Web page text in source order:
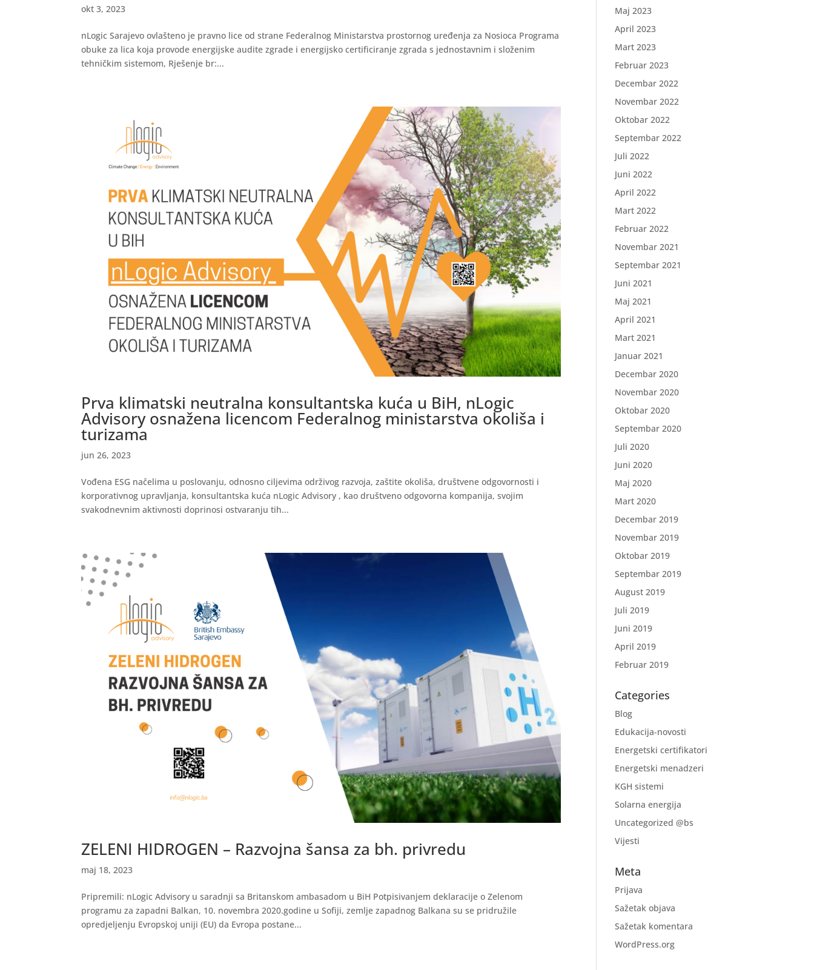
okt 3, 2023
nLogic Sarajevo ovlašteno je pravno lice od strane Federalnog Ministarstva prostornog uređenja za Nosioca Programa
obuke za lica koja provode energijske audite zgrade i energijsko certificiranje zgrada s jednostavnim i složenim
tehničkim sistemom, Rješenje br:...
Prva klimatski neutralna konsultantska kuća u BiH, nLogic
Advisory osnažena licencom Federalnog ministarstva okoliša i
turizama
jun 26, 2023
Vođena ESG načelima u poslovanju, odnosno ciljevima održivog razvoja, zaštite okoliša, društvene odgovornosti i
korporativnog upravljanja, konsultantska kuća nLogic Advisory , kao društveno odgovorna kompanija, svojim
svakodnevnim aktivnosti doprinosi ostvaranju tih...
ZELENI HIDROGEN – Razvojna šansa za bh. privredu
maj 18, 2023
Pripremili: nLogic Advisory u saradnji sa Britanskom ambasadom u BiH Potpisivanjem deklaracije o Zelenom
programu za zapadni Balkan, 10. novembra 2020.godine u Sofiji, zemlje zapadnog Balkana su se pridružile
opredjeljenju Evropskoj uniji (EU) da Evropa postane...
Maj 2023
April 2023
Mart 2023
Februar 2023
Decembar 2022
Novembar 2022
Oktobar 2022
Septembar 2022
Juli 2022
Juni 2022
April 2022
Mart 2022
Februar 2022
Novembar 2021
Septembar 2021
Juni 2021
Maj 2021
April 2021
Mart 2021
Januar 2021
Decembar 2020
Novembar 2020
Oktobar 2020
Septembar 2020
Juli 2020
Juni 2020
Maj 2020
Mart 2020
Decembar 2019
Novembar 2019
Oktobar 2019
Septembar 2019
August 2019
Juli 2019
Juni 2019
April 2019
Februar 2019
Categories
Blog
Edukacija-novosti
Energetski certifikatori
Energetski menadzeri
KGH sistemi
Solarna energija
Uncategorized @bs
Vijesti
Meta
Prijava
Sažetak objava
Sažetak komentara
WordPress.org